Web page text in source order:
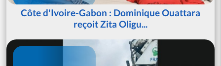
Côte d'Ivoire-Gabon : Dominique Ouattara
reçoit Zita Oligu...